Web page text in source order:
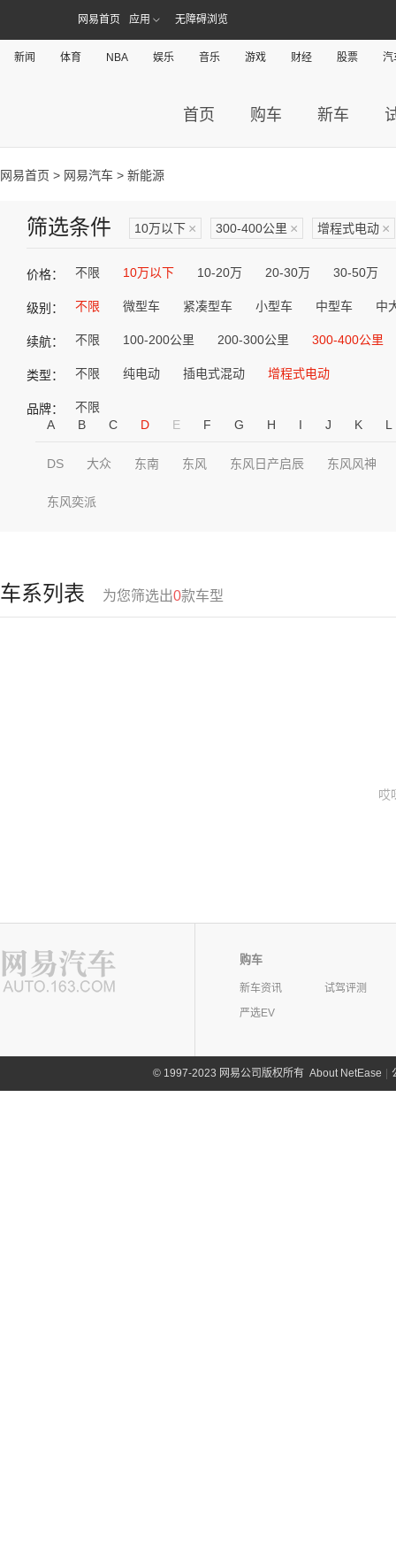
网易首页 应用 无障碍浏览
新闻 体育 NBA 娱乐 音乐 游戏 财经 股票 汽
首页 购车 新车
网易首页 > 网易汽车 > 新能源
筛选条件 10万以下 × 300-400公里 × 增程式电动 ×
价格： 不限 10万以下 10-20万 20-30万 30-50万
级别： 不限 微型车 紧凑型车 小型车 中型车 中
续航： 不限 100-200公里 200-300公里 300-400公里
类型： 不限 纯电动 插电式混动 增程式电动
品牌：
不限
A
B C D E F G H I J K L
DS 大众 东南 东风 东风日产启辰 东风风神
东风奕派
车系列表 为您筛选出0款车型
哎
购车
新车资讯
试驾评测
严选EV
©1997-2023 网易公司版权所有 About NetEase